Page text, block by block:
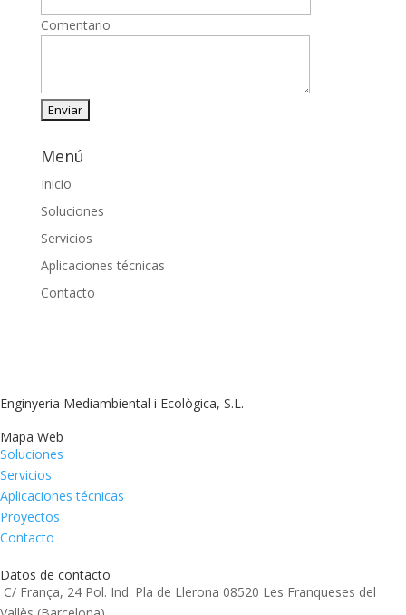
Comentario
Menú
Inicio
Soluciones
Servicios
Aplicaciones técnicas
Contacto
Enginyeria Mediambiental i Ecològica, S.L.
Mapa Web
Soluciones
Servicios
Aplicaciones técnicas
Proyectos
Contacto
Datos de contacto
C/ França, 24 Pol. Ind. Pla de Llerona 08520 Les Franqueses del